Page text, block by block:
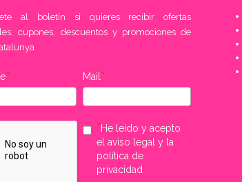
al boletín si quieres recibir ofertas
cupones, descuentos y promociones de
Mail
He leido y acepto
el aviso legal y la
política de
privacidad